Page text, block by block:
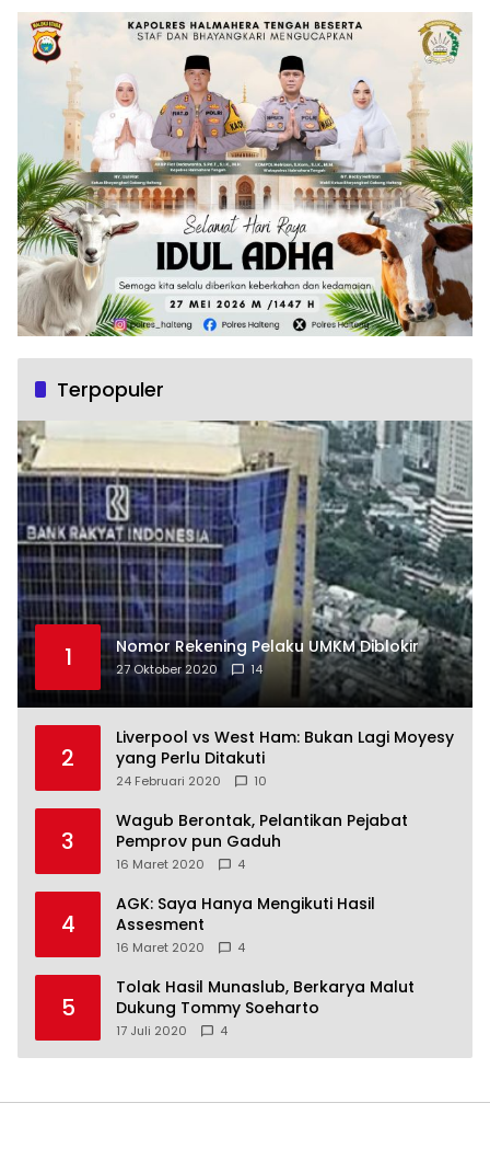
Terpopuler
1 Nomor Rekening Pelaku UMKM Diblokir
27 Oktober 2020 14
2
Liverpool vs West Ham: Bukan Lagi Moyesy
yang Perlu Ditakuti
24 Februari 2020 10
3
Wagub Berontak, Pelantikan Pejabat
Pemprov pun Gaduh
16 Maret 2020 4
4
AGK: Saya Hanya Mengikuti Hasil
Assesment
16 Maret 2020 4
5
Tolak Hasil Munaslub, Berkarya Malut
Dukung Tommy Soeharto
17 Juli 2020 4